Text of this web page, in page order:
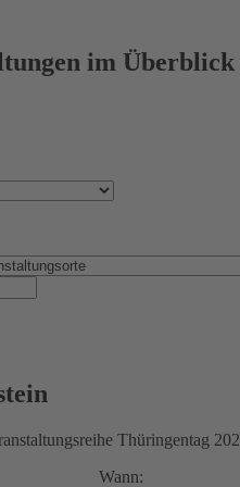
im Überblick
Thüringentag
Wann: